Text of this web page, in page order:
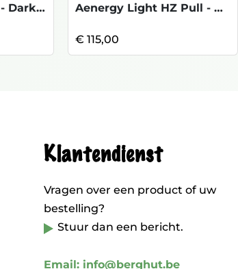
Fusion Grid Hoody - Dark Denim Aenergy Light HZ Pull - Blk
€ 115,00
Klantendienst
Vragen over een product of uw
bestelling?
Stuur dan een bericht.
Email: info@berghut.be